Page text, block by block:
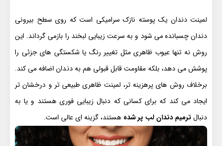
لمینت دندان یک پوسته نازک سرامیکی است که روی سطح بیرونی
دندان چسبانده می شود و به سرعت زیبایی لبخند را بازمی گرداند. این
روش نه تنها عیوب ظاهری مثل تغییر رنگ یا شکستگی های جزئی را
پوشش می دهد، بلکه مقاومت قابل قبولی هم به دندان اضافه می کند.
برخلاف روش های پرهزینه تر، لمینت ظاهری طبیعی تر و درخشان تر
ایجاد می کند که برای کسانی که دنبال زیبایی فوری هستند و یا به
دنبال ترمیم دندان لب پر شده هستند، گزینه ای عالی است.